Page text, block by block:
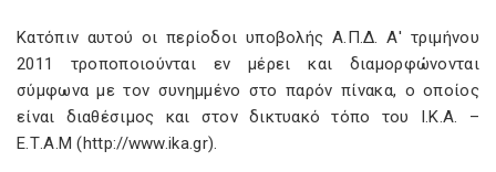
Κατόπιν αυτού οι περίοδοι υποβολής Α.Π.Δ. Α' τριμήνου
2011 τροποποιούνται εν μέρει και διαμορφώνονται
σύμφωνα με τον συνημμένο στο παρόν πίνακα, ο οποίος
είναι διαθέσιμος και στον δικτυακό τόπο του Ι.Κ.Α. –
Ε.Τ.Α.Μ (http://www.ika.gr).